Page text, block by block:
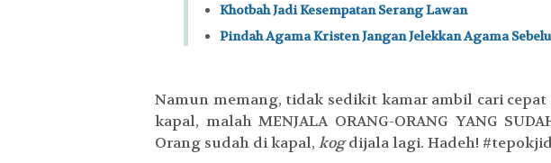
Khotbah Jadi Kesempatan Serang Lawan
Pindah Agama Kristen Jangan Jelekkan Agama
Namun memang, tidak sedikit kamar ambil cari
kapal, malah MENJALA ORANG-ORANG YANG
Orang sudah di kapal, kogdijala lagi. Hadeh!